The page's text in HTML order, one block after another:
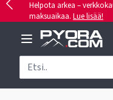
Helpota arkea –
maksuaikaa. Lue lisää!